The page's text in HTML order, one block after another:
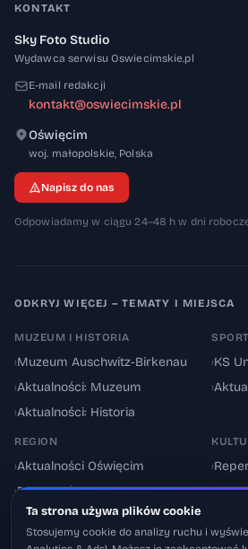
KONTAKT
Sky Foto Studio
Wydawca serwisu Oswiecimskie.pl
E-mail redakcji
kontakt@oswiecimskie.pl
Oświęcim
woj. małopolskie, 32-600
Polska
Napisz do nas
Odpowiadamy w ciągu 24–48 h w dni
ODKRYJ WIĘCEJ – TEMATY I MIEJSCA
MUZEUM I HISTORIA
›Muzeum Auschwitz-Birkenau
›Aktualności: Muzeum
›Aktualności: Historia
SPORT
›KS
›
REGION
›Aktualności Oświęcim
›Powiat oświęcimski
Utrudnienia drogowe
›
›
Ta strona używa plików cookie
Stosujemy cookie do analizy ruchu i